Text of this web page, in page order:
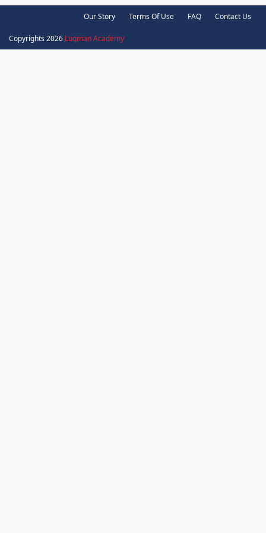
Our Story Terms Of Use FAQ Contact Us
Copyrights 2026 Luqman Academy